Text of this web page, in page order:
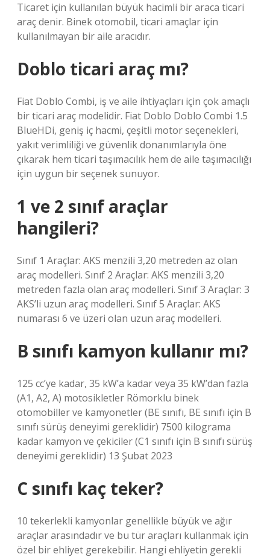
Ticaret için kullanılan büyük hacimli bir araca ticari
araç denir. Binek otomobil, ticari amaçlar için
kullanılmayan bir aile aracıdır.
Doblo ticari araç mı?
Fiat Doblo Combi, iş ve aile ihtiyaçları için çok amaçlı
bir ticari araç modelidir. Fiat Doblo Doblo Combi 1.5
BlueHDi, geniş iç hacmi, çeşitli motor seçenekleri,
yakıt verimliliği ve güvenlik donanımlarıyla öne
çıkarak hem ticari taşımacılık hem de aile taşımacılığı
için uygun bir seçenek sunuyor.
1 ve 2 sınıf araçlar
hangileri?
Sınıf 1 Araçlar: AKS menzili 3,20 metreden az olan
araç modelleri. Sınıf 2 Araçlar: AKS menzili 3,20
metreden fazla olan araç modelleri. Sınıf 3 Araçlar: 3
AKS’li uzun araç modelleri. Sınıf 5 Araçlar: AKS
numarası 6 ve üzeri olan uzun araç modelleri.
B sınıfı kamyon kullanır mı?
125 cc’ye kadar, 35 kW’a kadar veya 35 kW’dan fazla
(A1, A2, A) motosikletler Römorklu binek
otomobiller ve kamyonetler (BE sınıfı, BE sınıfı için B
sınıfı sürüş deneyimi gereklidir) 7500 kilograma
kadar kamyon ve çekiciler (C1 sınıfı için B sınıfı sürüş
deneyimi gereklidir) 13 Şubat 2023
C sınıfı kaç teker?
10 tekerlekli kamyonlar genellikle büyük ve ağır
araçlar arasındadır ve bu tür araçları kullanmak için
özel bir ehliyet gerekebilir. Hangi ehliyetin gerekli